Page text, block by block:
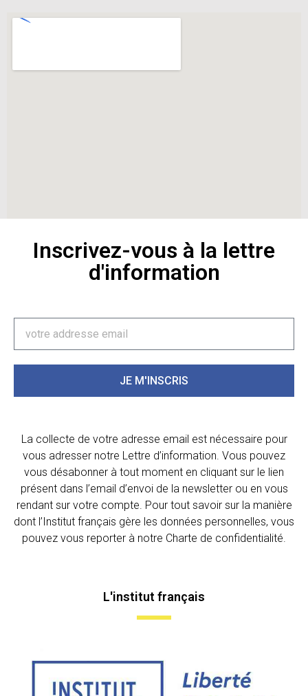
Inscrivez-vous à la lettre
d'information
JE M'INSCRIS
La collecte de votre adresse email est nécessaire pour
vous adresser notre Lettre d’information. Vous pouvez
vous désabonner à tout moment en cliquant sur le lien
présent dans l’email d’envoi de la newsletter ou en vous
rendant sur votre compte. Pour tout savoir sur la manière
dont l’Institut français gère les données personnelles, vous
pouvez vous reporter à notre Charte de confidentialité.
L'institut français